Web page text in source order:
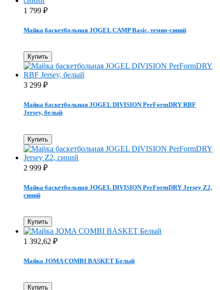
1 799 ₽
Майка баскетбольная JOGEL CAMP Basic, темно-синий
Купить
3 299 ₽
Майка баскетбольная JOGEL DIVISION PerFormDRY RBF
Jersey, белый
Купить
2 999 ₽
Майка баскетбольная JOGEL DIVISION PerFormDRY Jersey Z2,
синий
Купить
1 392,62 ₽
Майка JOMA COMBI BASKET Белый
Купить